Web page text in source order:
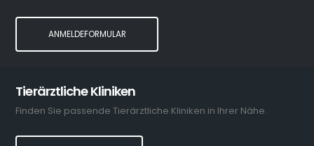
ANMELDEFORMULAR
Tierärztliche Kliniken
Finden Sie passende Tierärztliche Kliniken in Ihrer Nähe.